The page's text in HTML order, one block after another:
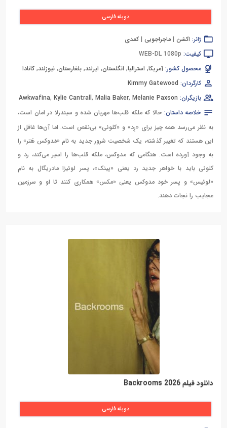
دوبله فارسی
ژانر: اکشن | ماجراجویی | کمدی
کیفیت: WEB-DL 1080p
محصول کشور: آمریکا, استرالیا, انگلستان, ایرلند, بلغارستان, نیوزلند, کانادا
کارگردان: Kimmy Gatewood
بازیگران:
Awkwafina, Kylie Cantrall, Malia Baker, Melanie Paxson
خلاصه داستان:حالا که ملکه قلب‌ها مهربان شده و سیندرلا در امان است،
به نظر می‌رسد همه چیز برای «رِد» و «کلوئی» بی‌نقص است. اما آن‌ها غافل از
این هستند که تغییر گذشته، یک شخصیت شرور جدید به نام «مَدوکس هَتر» را
به وجود آورده است. هنگامی که مدوکس، ملکه قلب‌ها را اسیر می‌کند، رد و
کلوئی باید با خواهر جدید رد یعنی «پینک»، پسر لوئیزا مادریگال به نام
«لوئیس» و پسر خود مدوکس یعنی «مکس» همکاری کنند تا او و سرزمین
عجایب را نجات دهند.
دانلود فیلم Backrooms 2026
دوبله فارسی